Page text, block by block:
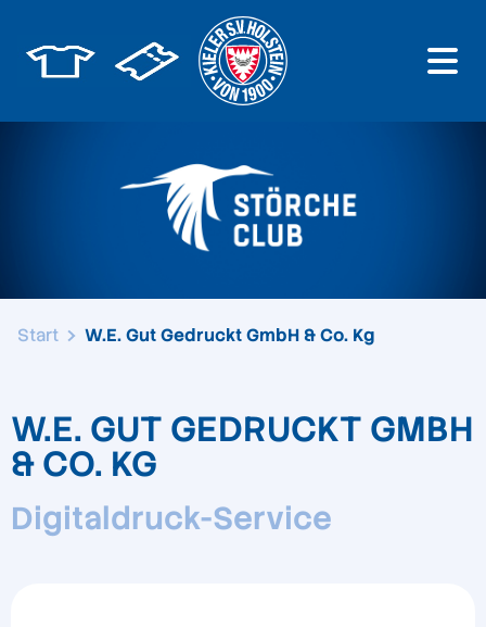
Start W.E. Gut Gedruckt GmbH & Co. Kg
W.E. GUT GEDRUCKT GMBH
& CO. KG
Digitaldruck-Service